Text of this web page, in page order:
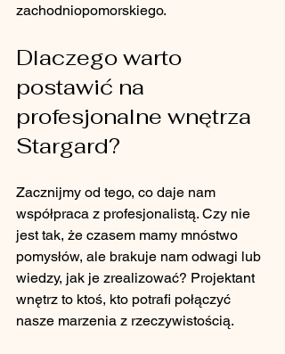
zachodniopomorskiego.
Dlaczego warto
postawić na
profesjonalne wnętrza
Stargard?
Zacznijmy od tego, co daje nam
współpraca z profesjonalistą. Czy nie
jest tak, że czasem mamy mnóstwo
pomysłów, ale brakuje nam odwagi lub
wiedzy, jak je zrealizować? Projektant
wnętrz to ktoś, kto potrafi połączyć
nasze marzenia z rzeczywistością.